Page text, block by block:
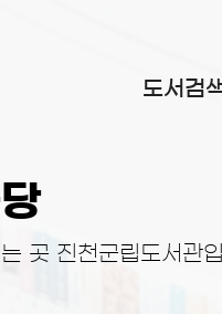
도서검
곳 진천군립도서관